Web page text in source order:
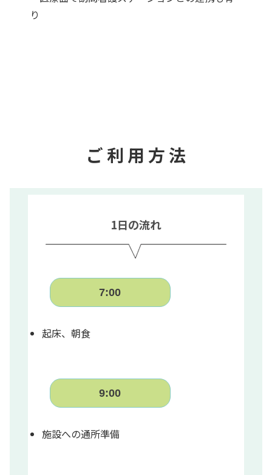
り
ご 利 用 方 法
1日の流れ
7:00
起床、朝食
9:00
施設への通所準備